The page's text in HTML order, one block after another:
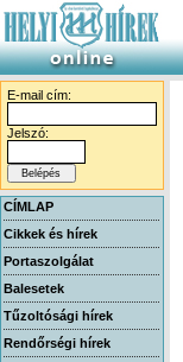
E-mail cím:
Jelszó:
CÍMLAP
Cikkek és hírek
Portaszolgálat
Balesetek
Tűzoltósági hírek
Rendőrségi hírek